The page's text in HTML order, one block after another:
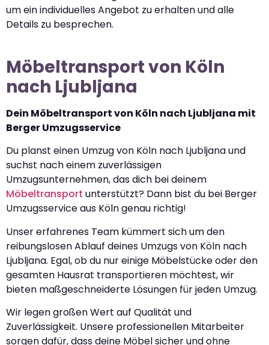
um ein individuelles Angebot zu erhalten und alle
Details zu besprechen.
Möbeltransport von Köln
nach Ljubljana
Dein Möbeltransport von Köln nach Ljubljana mit
Berger Umzugsservice
Du planst einen Umzug von Köln nach Ljubljana und
suchst nach einem zuverlässigen
Umzugsunternehmen, das dich bei deinem
Möbeltransport unterstützt? Dann bist du bei Berger
Umzugsservice aus Köln genau richtig!
Unser erfahrenes Team kümmert sich um den
reibungslosen Ablauf deines Umzugs von Köln nach
Ljubljana. Egal, ob du nur einige Möbelstücke oder den
gesamten Hausrat transportieren möchtest, wir
bieten maßgeschneiderte Lösungen für jeden Umzug.
Wir legen großen Wert auf Qualität und
Zuverlässigkeit. Unsere professionellen Mitarbeiter
sorgen dafür, dass deine Möbel sicher und ohne